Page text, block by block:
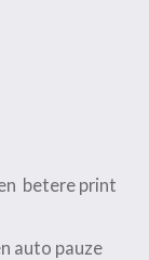
betere print
auto pauze